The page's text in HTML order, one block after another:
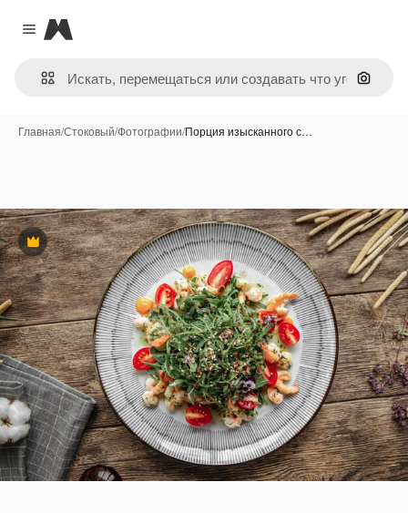
Close menu
Magnific
Поиск
Главная/Стоковый/Фотографии/Порция изысканного с…
Премиум